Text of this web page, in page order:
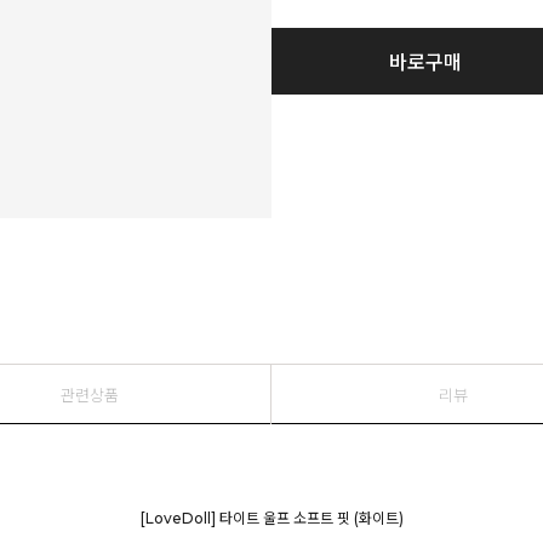
바로구매
관련상품 리뷰
[LoveDoll] 타이트 울프 소프트 핏 (화이트)